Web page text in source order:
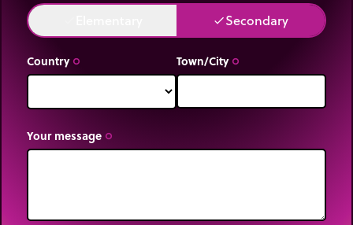
doneSecondary
Country trip_origin Town/City trip_origin
Your message trip_origin